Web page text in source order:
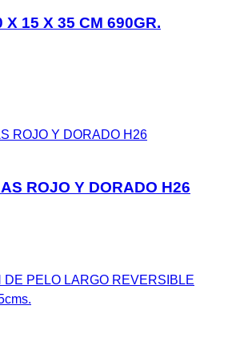
X 15 X 35 CM 690GR.
ROJO Y DORADO H26